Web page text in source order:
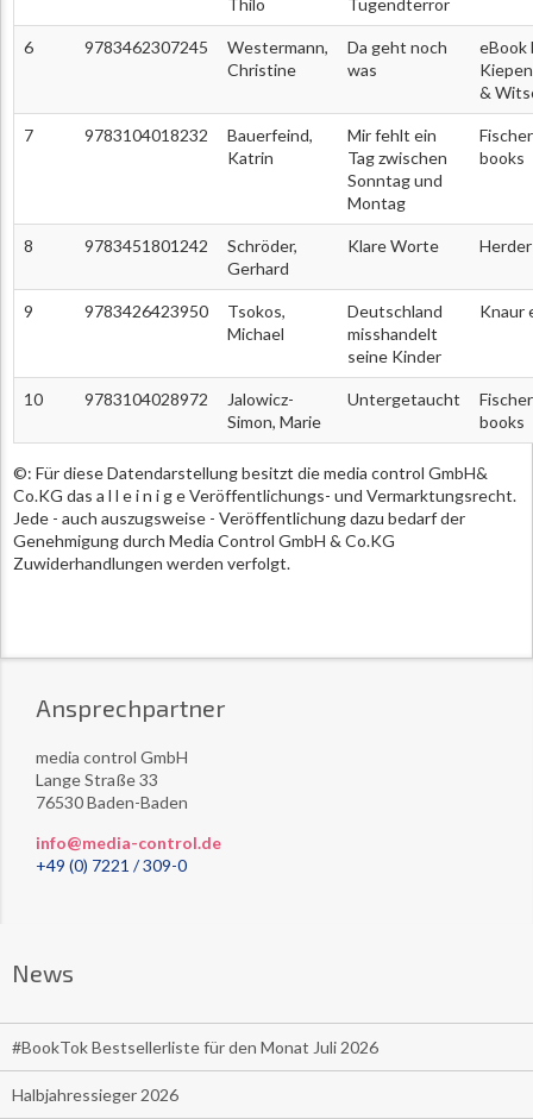
Thilo
Tugendterror
6 9783462307245
Westermann,
Christine
Da geht noch
was
eBook
&
7 9783104018232
Bauerfeind,
Katrin
Mir fehlt ein
Tag zwischen
Sonntag und
Montag
books
8 9783451801242
Schröder,
Gerhard
Klare Worte
9 9783426423950
Tsokos,
Michael
Deutschland
misshandelt
seine Kinder
Knaur
10 9783104028972
Jalowicz-
Simon, Marie
Untergetaucht
books
©: Für diese Datendarstellung besitzt die media control GmbH&
Co.KG das a l l e i n i g e Veröffentlichungs- und Vermarktungsrecht.
Jede - auch auszugsweise - Veröffentlichung dazu bedarf der
Genehmigung durch Media Control GmbH & Co.KG
Zuwiderhandlungen werden verfolgt.
Ansprechpartner
media control GmbH
Lange Straße 33
76530 Baden-Baden
info@media-control.de
+49 (0) 7221 / 309-0
News
#BookTok Bestsellerliste für den Monat Juli 2026
Halbjahressieger 2026